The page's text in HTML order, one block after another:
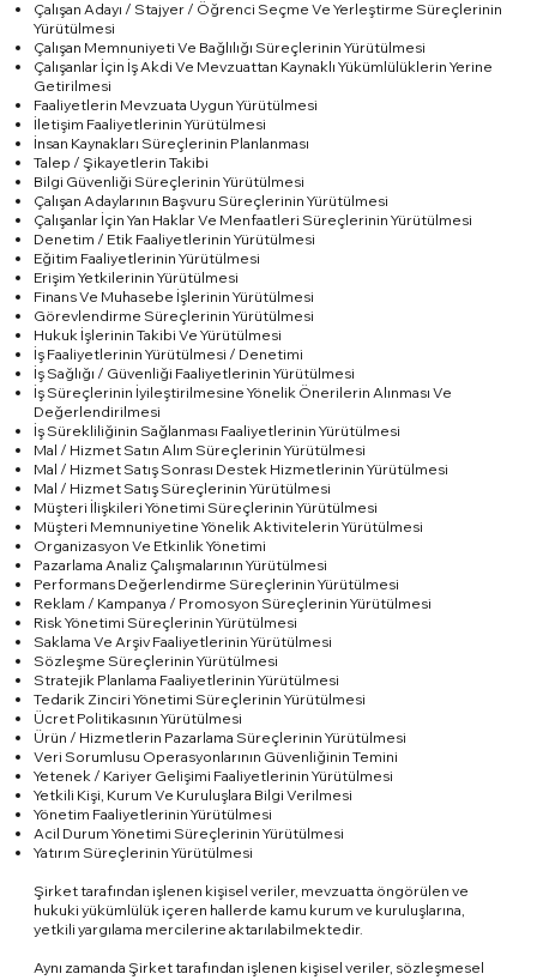
Çalışan Adayı / Stajyer / Öğrenci Seçme Ve Yerleştirme Süreçlerinin
Yürütülmesi
Çalışan Memnuniyeti Ve Bağlılığı Süreçlerinin Yürütülmesi
Çalışanlar İçin İş Akdi Ve Mevzuattan Kaynaklı Yükümlülüklerin Yerine
Getirilmesi
Faaliyetlerin Mevzuata Uygun Yürütülmesi
İletişim Faaliyetlerinin Yürütülmesi
İnsan Kaynakları Süreçlerinin Planlanması
Talep / Şikayetlerin Takibi
Bilgi Güvenliği Süreçlerinin Yürütülmesi
Çalışan Adaylarının Başvuru Süreçlerinin Yürütülmesi
Çalışanlar İçin Yan Haklar Ve Menfaatleri Süreçlerinin Yürütülmesi
Denetim / Etik Faaliyetlerinin Yürütülmesi
Eğitim Faaliyetlerinin Yürütülmesi
Erişim Yetkilerinin Yürütülmesi
Finans Ve Muhasebe İşlerinin Yürütülmesi
Görevlendirme Süreçlerinin Yürütülmesi
Hukuk İşlerinin Takibi Ve Yürütülmesi
İş Faaliyetlerinin Yürütülmesi / Denetimi
İş Sağlığı / Güvenliği Faaliyetlerinin Yürütülmesi
İş Süreçlerinin İyileştirilmesine Yönelik Önerilerin Alınması Ve
Değerlendirilmesi
İş Sürekliliğinin Sağlanması Faaliyetlerinin Yürütülmesi
Mal / Hizmet Satın Alım Süreçlerinin Yürütülmesi
Mal / Hizmet Satış Sonrası Destek Hizmetlerinin Yürütülmesi
Mal / Hizmet Satış Süreçlerinin Yürütülmesi
Müşteri İlişkileri Yönetimi Süreçlerinin Yürütülmesi
Müşteri Memnuniyetine Yönelik Aktivitelerin Yürütülmesi
Organizasyon Ve Etkinlik Yönetimi
Pazarlama Analiz Çalışmalarının Yürütülmesi
Performans Değerlendirme Süreçlerinin Yürütülmesi
Reklam / Kampanya / Promosyon Süreçlerinin Yürütülmesi
Risk Yönetimi Süreçlerinin Yürütülmesi
Saklama Ve Arşiv Faaliyetlerinin Yürütülmesi
Sözleşme Süreçlerinin Yürütülmesi
Stratejik Planlama Faaliyetlerinin Yürütülmesi
Tedarik Zinciri Yönetimi Süreçlerinin Yürütülmesi
Ücret Politikasının Yürütülmesi
Ürün / Hizmetlerin Pazarlama Süreçlerinin Yürütülmesi
Veri Sorumlusu Operasyonlarının Güvenliğinin Temini
Yetenek / Kariyer Gelişimi Faaliyetlerinin Yürütülmesi
Yetkili Kişi, Kurum Ve Kuruluşlara Bilgi Verilmesi
Yönetim Faaliyetlerinin Yürütülmesi
Acil Durum Yönetimi Süreçlerinin Yürütülmesi
Yatırım Süreçlerinin Yürütülmesi
Şirket tarafından işlenen kişisel veriler, mevzuatta öngörülen ve
hukuki yükümlülük içeren hallerde kamu kurum ve kuruluşlarına,
yetkili yargılama mercilerine aktarılabilmektedir.
Aynı zamanda Şirket tarafından işlenen kişisel veriler, sözleşmesel